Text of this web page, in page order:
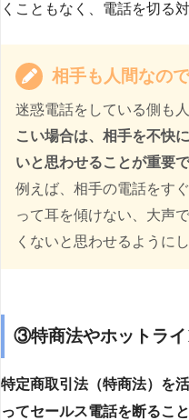
くこともなく、電話を切る
相手も人間なので
迷惑電話をしている側も
こい場合は、相手を不快
いと思わせることが重要で
例えば、相手の電話をす
って耳を傾けない、大声
くないと思わせるように
③特商法やホットライ
特定商取引法（特商法）を
ってセールス電話を断るこ